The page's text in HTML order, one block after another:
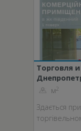
Торговля
пер.
м2
Здається